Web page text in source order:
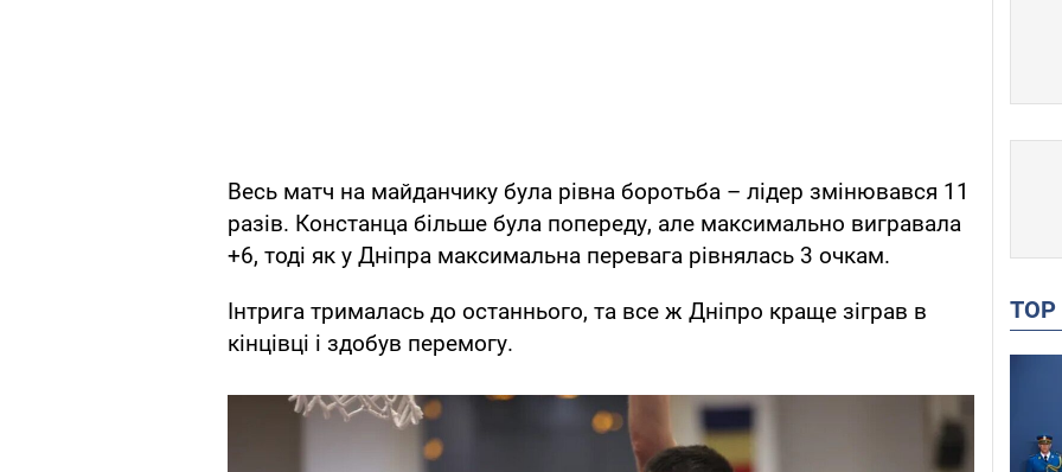
Весь матч на майданчику була рівна боротьба – лідер змінювався 11
разів. Констанца більше була попереду, але максимально вигравала
+6, тоді як у Дніпра максимальна перевага рівнялась 3 очкам.
Інтрига трималась до останнього, та все ж Дніпро краще зіграв в
кінцівці і здобув перемогу.